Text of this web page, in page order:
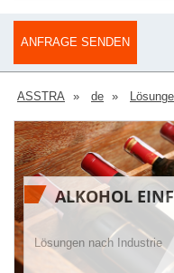
ANFRAGE SENDEN
ASSTRA de
ALKOHOL
Lösungen nach Industrie